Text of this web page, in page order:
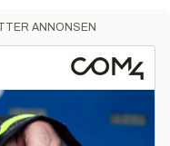
ANNONSEN